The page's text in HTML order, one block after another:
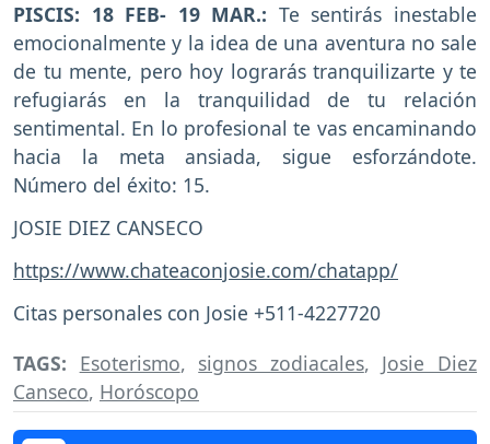
PISCIS: 18 FEB- 19 MAR.: Te sentirás inestable
emocionalmente y la idea de una aventura no sale
de tu mente, pero hoy lograrás tranquilizarte y te
refugiarás en la tranquilidad de tu relación
sentimental. En lo profesional te vas encaminando
hacia la meta ansiada, sigue esforzándote.
Número del éxito: 15.
JOSIE DIEZ CANSECO
https://www.chateaconjosie.com/chatapp/
Citas personales con Josie +511-4227720
TAGS: Esoterismo, signos zodiacales, Josie Diez
Canseco, Horóscopo